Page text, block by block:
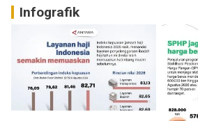
Infografik